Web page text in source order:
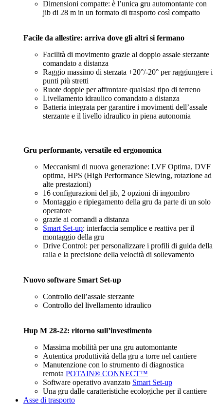
Dimensioni compatte: è l’unica gru automontante con
jib di 28 m in un formato di trasporto così compatto
Facile da allestire: arriva dove gli altri si fermano
Facilità di movimento grazie al doppio assale sterzante
comandato a distanza
Raggio massimo di sterzata +20°/-20° per raggiungere i
punti più stretti
Ruote doppie per affrontare qualsiasi tipo di terreno
Livellamento idraulico comandato a distanza
Batteria integrata per garantire i movimenti dell’assale
sterzante e il livello idraulico in piena autonomia
Gru performante, versatile ed ergonomica
Meccanismi di nuova generazione: LVF Optima, DVF
optima, HPS (High Performance Slewing, rotazione ad
alte prestazioni)
16 configurazioni del jib, 2 opzioni di ingombro
Montaggio e ripiegamento della gru da parte di un solo
operatore
grazie ai comandi a distanza
Smart Set-up: interfaccia semplice e reattiva per il
montaggio della gru
Drive Control: per personalizzare i profili di guida della
ralla e la precisione della velocità di sollevamento
Nuovo software Smart Set-up
Controllo dell’assale sterzante
Controllo del livellamento idraulico
Hup M 28-22: ritorno sull’investimento
Massima mobilità per una gru automontante
Autentica produttività della gru a torre nel cantiere
Manutenzione con lo strumento di diagnostica
remota POTAIN® CONNECT™
Software operativo avanzato Smart Set-up
Una gru dalle caratteristiche ecologiche per il cantiere
Asse di trasporto